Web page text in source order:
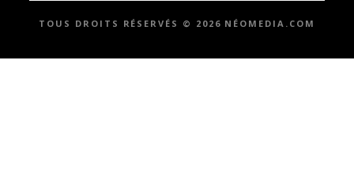
TOUS DROITS RÉSERVÉS © 2026 NÉOMEDIA.COM